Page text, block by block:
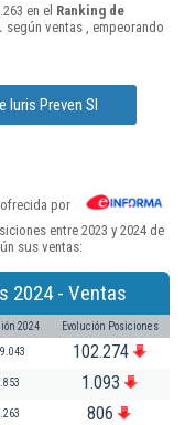
en el Ranking de
según ventas , empeorando
Iuris Preven Sl
por
entre 2023 y 2024 de
sus ventas:
2024 - Ventas
2024 Evolución Posiciones
102.274
1.093
806